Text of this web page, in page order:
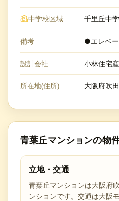
中学校区域 千里丘中
備考 ●エレベー
設計会社 小林住宅
所在地(住所) 大阪府吹
青葉丘マンションの物
立地・交通
青葉丘マンションは大阪府
ンションです。交通は大阪